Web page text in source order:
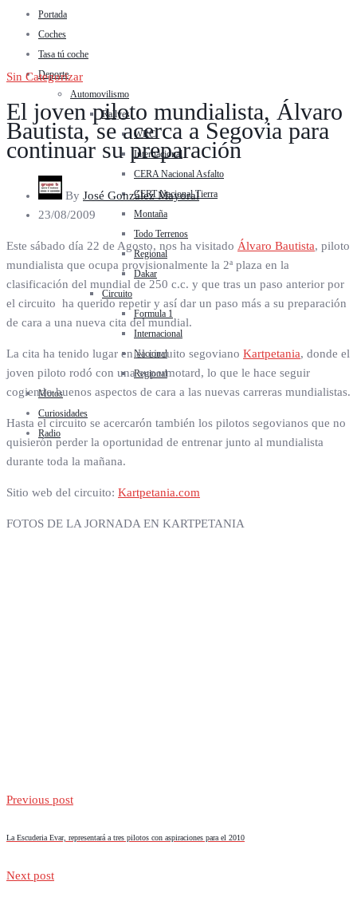
Portada
Coches
Tasa tú coche
Deporte
Automovilismo
Rallyes
WRC
Internacional
CERA Nacional Asfalto
CERT Nacional Tierra
Montaña
Todo Terrenos
Regional
Dakar
Circuito
Formula 1
Internacional
Nacional
Regional
Motos
Curiosidades
Radio
Sin Categorizar
El joven piloto mundialista, Álvaro
Bautista, se acerca a Segovia para
continuar su preparación
By José González Mayoral
23/08/2009
Este sábado día 22 de Agosto, nos ha visitado Álvaro Bautista, piloto
mundialista que ocupa provisionalmente la 2ª plaza en la
clasificación del mundial de 250 c.c. y que tras un paso anterior por
el circuito ha querido repetir y así dar un paso más a su preparación
de cara a una nueva cita del mundial.
La cita ha tenido lugar en el circuito segoviano Kartpetania, donde el
joven piloto rodó con una supermotard, lo que le hace seguir
cogiendo buenos aspectos de cara a las nuevas carreras mundialistas.
Hasta el circuito se acercarón también los pilotos segovianos que no
quisierón perder la oportunidad de entrenar junto al mundialista
durante toda la mañana.
Sitio web del circuito: Kartpetania.com
FOTOS DE LA JORNADA EN KARTPETANIA
Previous post
La Escuderia Evar, representará a tres pilotos con aspiraciones para el 2010
Next post